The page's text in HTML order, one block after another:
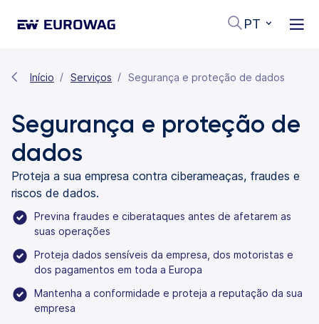
PT
Início Serviços Segurança e proteção de dados
Segurança e proteção de
dados
Proteja a sua empresa contra ciberameaças, fraudes e
riscos de dados.
Previna fraudes e ciberataques antes de afetarem as
suas operações
Proteja dados sensíveis da empresa, dos motoristas e
dos pagamentos em toda a Europa
Mantenha a conformidade e proteja a reputação da sua
empresa